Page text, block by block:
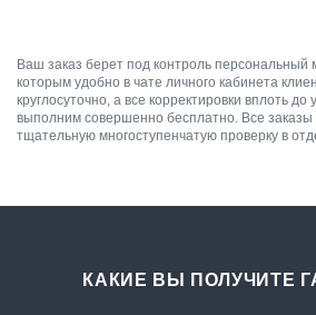
Ваш заказ берет под контроль
которым удобно в чате личного кабинета
круглосуточно, а все корректировки вплоть
выполним совершенно бесплатно. Все заказы
тщательную многоступенчатую проверку в
КАКИЕ ВЫ ПОЛУЧИТЕ